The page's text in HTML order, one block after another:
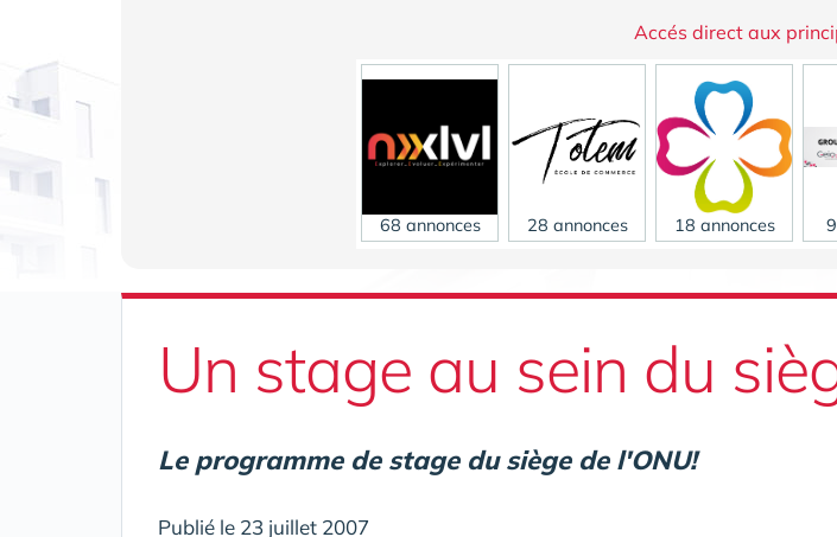
Accés direct aux
68 annonces 28 annonces 18 annonces
Un stage au sein du
Le programme de stage du siège de l'ONU!
Publié le 23 juillet 2007